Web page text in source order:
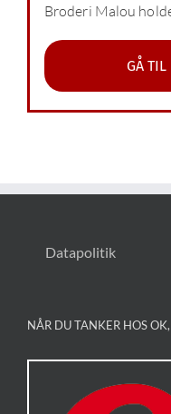
Broderi Malou
GÅ TIL
Datapolitik
NÅR DU TANKER HOS